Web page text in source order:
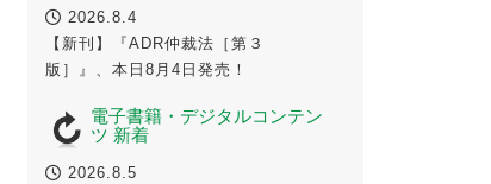
2026.8.4
【新刊】『ADR仲裁法［第３
版］』、本日8月4日発売！
電子書籍・デジタルコンテン
ツ 新着
2026.8.5